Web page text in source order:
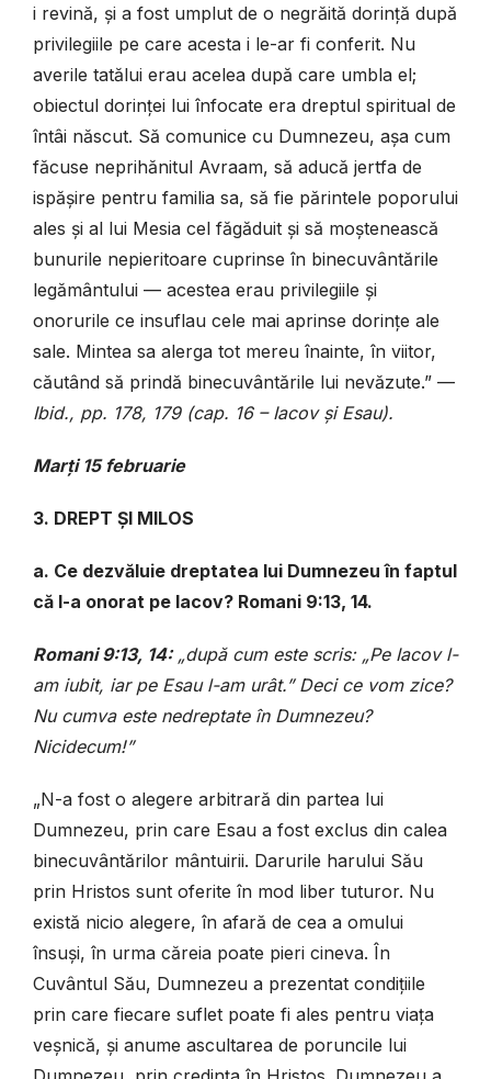
i revină, și a fost umplut de o negrăită dorință după
privilegiile pe care acesta i le-ar fi conferit. Nu
averile tatălui erau acelea după care umbla el;
obiectul dorinței lui înfocate era dreptul spiritual de
întâi născut. Să comunice cu Dumnezeu, așa cum
făcuse neprihănitul Avraam, să aducă jertfa de
ispășire pentru familia sa, să fie părintele poporului
ales și al lui Mesia cel făgăduit și să moștenească
bunurile nepieritoare cuprinse în binecuvântările
legământului — acestea erau privilegiile și
onorurile ce insuflau cele mai aprinse dorințe ale
sale. Mintea sa alerga tot mereu înainte, în viitor,
căutând să prindă binecuvântările lui nevăzute.” —
Ibid., pp. 178, 179 (cap. 16 – Iacov și Esau).
Marți 15 februarie
3. DREPT ȘI MILOS
a. Ce dezvăluie dreptatea lui Dumnezeu în faptul
că l-a onorat pe Iacov? Romani 9:13, 14.
Romani 9:13, 14:„după cum este scris: „Pe Iacov l-
am iubit, iar pe Esau l-am urât.” Deci ce vom zice?
Nu cumva este nedreptate în Dumnezeu?
Nicidecum!”
„N-a fost o alegere arbitrară din partea lui
Dumnezeu, prin care Esau a fost exclus din calea
binecuvântărilor mântuirii. Darurile harului Său
prin Hristos sunt oferite în mod liber tuturor. Nu
există nicio alegere, în afară de cea a omului
însuși, în urma căreia poate pieri cineva. În
Cuvântul Său, Dumnezeu a prezentat condițiile
prin care fiecare suflet poate fi ales pentru viața
veșnică, și anume ascultarea de poruncile lui